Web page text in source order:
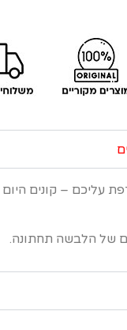
עליכם – קונים
של הלבשה תחתונה.